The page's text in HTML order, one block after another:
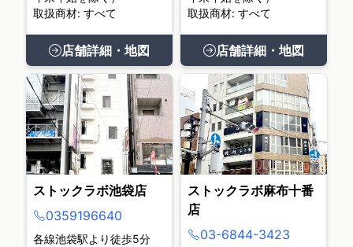
取扱商材: すべて
店舗詳細・地図
取扱商材: すべて
店舗詳細・地図
ストックラボ池袋店
0359196640
各線池袋駅より徒歩5分
ストックラボ麻布十番
店
03-6844-3423